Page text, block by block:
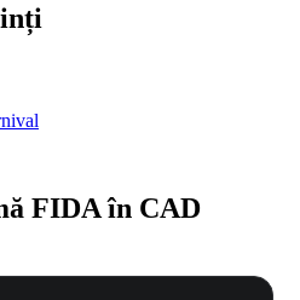
FIDA în CAD